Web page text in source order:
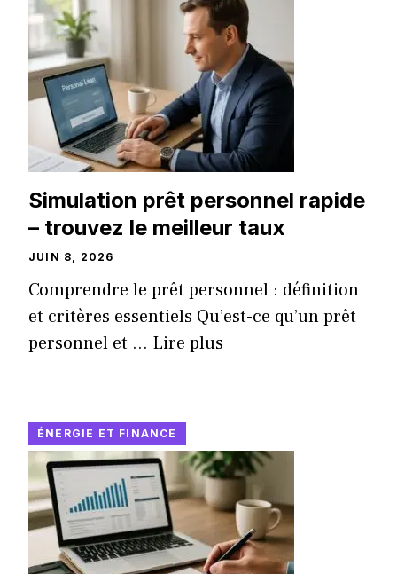
Simulation prêt personnel rapide
– trouvez le meilleur taux
JUIN 8, 2026
Comprendre le prêt personnel : définition
et critères essentiels Qu’est-ce qu’un prêt
personnel et ... Lire plus
ÉNERGIE ET FINANCE